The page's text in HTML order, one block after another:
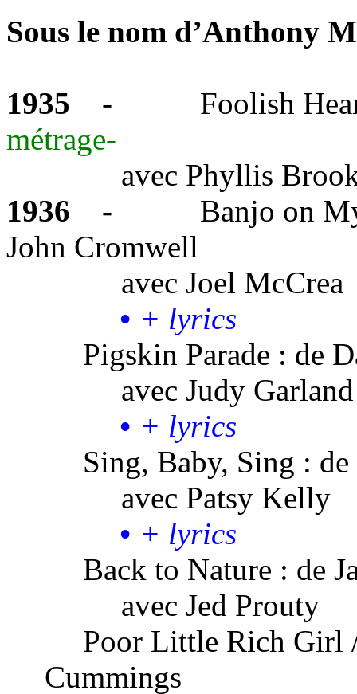
Sous le nom d’Anthony
1935 - Foolish
métrage-
avec Phyllis
1936
-
Banjo on
John Cromwell
avec Joel McCrea
• + lyrics
Pigskin Parade : de
avec Judy Garland
• + lyrics
Sing, Baby, Sing :
avec Patsy Kelly
• + lyrics
Back to Nature : de
avec Jed Prouty
Poor Little Rich Girl
Cummings